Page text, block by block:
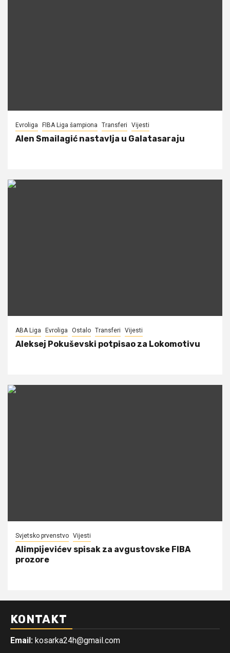
Evroliga FIBA Liga šampiona Transferi Vijesti
Alen Smailagić nastavlja u Galatasaraju
ABA Liga Evroliga Ostalo Transferi Vijesti
Aleksej Pokuševski potpisao za Lokomotivu
Svjetsko prvenstvo Vijesti
Alimpijevićev spisak za avgustovske FIBA
prozore
KONTAKT
Email: kosarka24h@gmail.com